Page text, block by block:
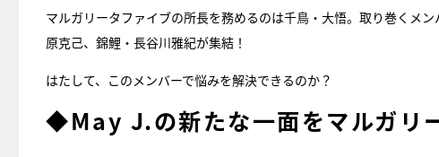
マルガリータファイブの所長を務めるのは千鳥・大悟。取り巻くメ
原克己、錦鯉・長谷川雅紀が集結！
はたして、このメンバーで悩みを解決できるのか？
◆May J.の新たな一面をマルガリ